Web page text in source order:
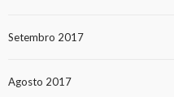
Setembro 2017
Agosto 2017